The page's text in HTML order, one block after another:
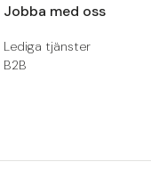
Jobba med oss
Lediga tjänster
B2B